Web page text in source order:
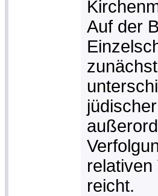
Auf der
reicht.